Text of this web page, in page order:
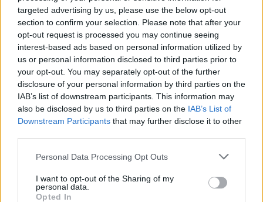
targeted advertising by us, please use the below opt-out
section to confirm your selection. Please note that after your
opt-out request is processed you may continue seeing
interest-based ads based on personal information utilized by
us or personal information disclosed to third parties prior to
your opt-out. You may separately opt-out of the further
disclosure of your personal information by third parties on the
IAB’s list of downstream participants. This information may
also be disclosed by us to third parties on the IAB’s List of
Downstream Participants that may further disclose it to other
Personal Data Processing Opt Outs
I want to opt-out of the Sharing of my
personal data.
Opted In
17 lipca 2026, 17:12